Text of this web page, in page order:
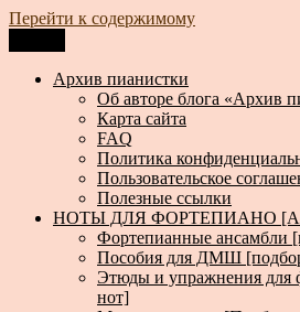
Перейти к содержимому
Архив пианистки
Всё для пианистов: ноты, книги,
Архив пианистки
Об авторе блога «Архив
Карта сайта
FAQ
Политика
Пользовательское
Полезные ссылки
НОТЫ ДЛЯ ФОРТЕПИАНО
Фортепианные ансамбли
Пособия для ДМШ
Этюды и упражнения для
нот]